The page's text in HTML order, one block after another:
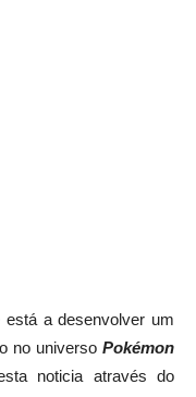
a desenvolver um
no universo Pokémon
noticia através do